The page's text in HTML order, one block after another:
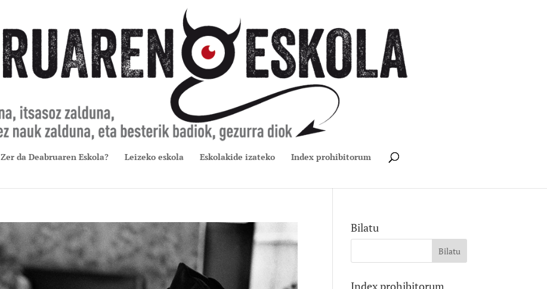
Zer da Deabruaren Eskola? Leizeko eskola Eskolakide izateko Index prohibitorum
Bilatu
Index prohibitorum